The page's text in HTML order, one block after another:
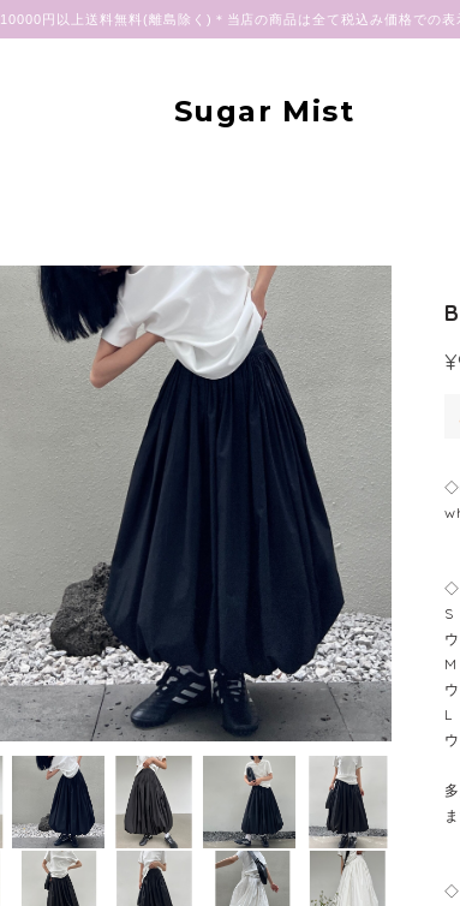
10000円以上送料無料(離島除く)＊当店の商品は全て税込み価格での表
Sugar Mist
S
M
L